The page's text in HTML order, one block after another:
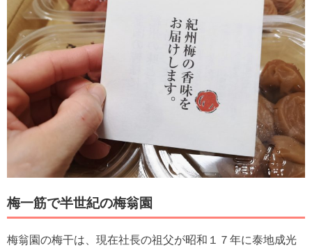
梅一筋で半世紀の梅翁園
梅翁園の梅干は、現在社長の祖父が昭和１７年に泰地成光